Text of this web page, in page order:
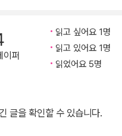
이퍼
읽고 싶어요 1명
읽고 있어요 1명
읽었어요 5명
글을 확인할 수 있습니다.